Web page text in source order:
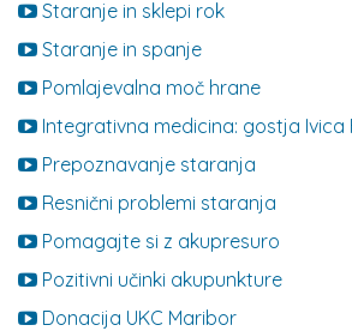
Staranje in sklepi rok
Staranje in spanje
Pomlajevalna moč hrane
Integrativna medicina: gostja Ivica
Prepoznavanje staranja
Resnični problemi staranja
Pomagajte si z akupresuro
Pozitivni učinki akupunkture
Donacija UKC Maribor